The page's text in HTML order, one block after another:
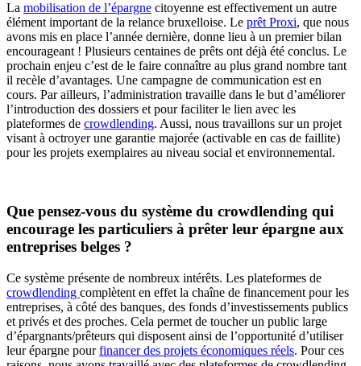
La mobilisation de l’épargne citoyenne est effectivement un autre
élément important de la relance bruxelloise. Le prêt Proxi, que nous
avons mis en place l’année dernière, donne lieu à un premier bilan
encourageant ! Plusieurs centaines de prêts ont déjà été conclus. Le
prochain enjeu c’est de le faire connaître au plus grand nombre tant
il recèle d’avantages. Une campagne de communication est en
cours. Par ailleurs, l’administration travaille dans le but d’améliorer
l’introduction des dossiers et pour faciliter le lien avec les
plateformes de crowdlending. Aussi, nous travaillons sur un projet
visant à octroyer une garantie majorée (activable en cas de faillite)
pour les projets exemplaires au niveau social et environnemental.
Que pensez-vous du système du crowdlending qui
encourage les particuliers à prêter leur épargne aux
entreprises belges ?
Ce système présente de nombreux intérêts. Les plateformes de
crowdlending complètent en effet la chaîne de financement pour les
entreprises, à côté des banques, des fonds d’investissements publics
et privés et des proches. Cela permet de toucher un public large
d’épargnants/prêteurs qui disposent ainsi de l’opportunité d’utiliser
leur épargne pourfinancer des projets économiques réels. Pour ces